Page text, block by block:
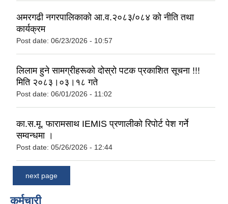
अमरगढी नगरपालिकाको आ.व.२०८३/०८४ को नीति तथा
कार्यक्रम
Post date: 06/23/2026 - 10:57
लिलाम हुने सामग्रीहरूको दोस्रो पटक प्रकाशित सूचना !!!
मिति २०८३।०३।१८ गते
Post date: 06/01/2026 - 11:02
का.स.मू. फारामसाथ IEMIS प्रणालीको रिपोर्ट पेश गर्ने
सम्वन्धमा ।
Post date: 05/26/2026 - 12:44
next page
कर्मचारी